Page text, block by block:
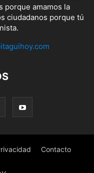
porque amamos la
ciudadanos porque tú
Contacto